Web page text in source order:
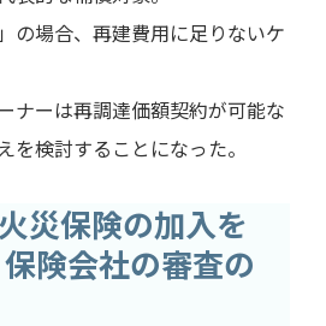
の場合、再建費用に足りないケ
ナーは再調達価額契約が可能な
を検討することになった。
災保険の加入を
険会社の審査の